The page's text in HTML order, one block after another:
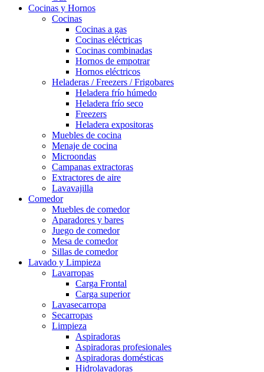
Cocinas y Hornos
Cocinas
Cocinas a gas
Cocinas eléctricas
Cocinas combinadas
Hornos de empotrar
Hornos eléctricos
Heladeras / Freezers / Frigobares
Heladera frío húmedo
Heladera frío seco
Freezers
Heladera expositoras
Muebles de cocina
Menaje de cocina
Microondas
Campanas extractoras
Extractores de aire
Lavavajilla
Comedor
Muebles de comedor
Aparadores y bares
Juego de comedor
Mesa de comedor
Sillas de comedor
Lavado y Limpieza
Lavarropas
Carga Frontal
Carga superior
Lavasecarropa
Secarropas
Limpieza
Aspiradoras
Aspiradoras profesionales
Aspiradoras domésticas
Hidrolavadoras